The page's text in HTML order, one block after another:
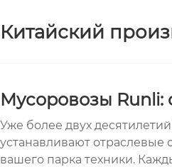
Китайский
Мусоровозы Runli:
Уже более двух
устанавливают отраслевые
вашего парка техники.